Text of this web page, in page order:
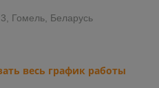
Гомель, Беларусь
весь график работы